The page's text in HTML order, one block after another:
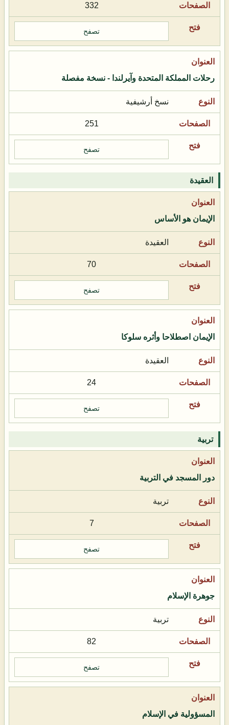
332
تصفح
رحلات المملكة المتحدة وآيرلندا - نسخة مفصلة
نسخ أرشيفية
251
تصفح
العقيدة
الإيمان هو الأساس
العقيدة
70
تصفح
الإيمان اصطلاحا وأثره سلوكا
العقيدة
24
تصفح
تربية
دور المسجد في التربية
تربية
7
تصفح
جوهرة الإسلام
تربية
82
تصفح
المسؤولية في الإسلام